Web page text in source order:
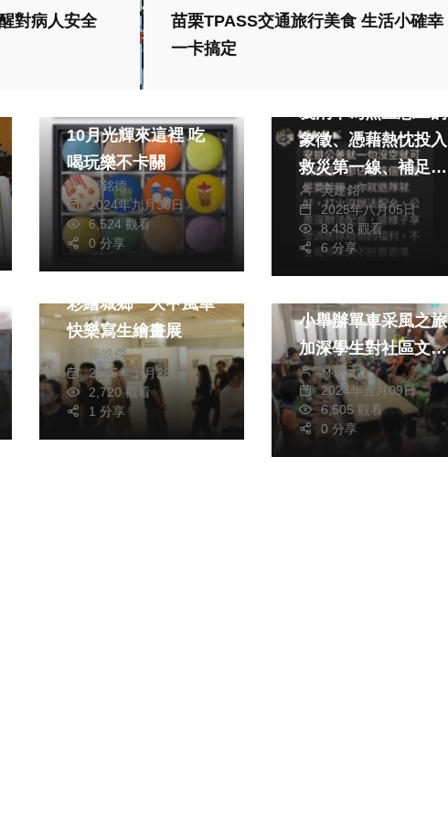
對病人安全
苗栗TPASS交通旅行美食 生活小確幸
一卡搞定
旅遊
10月光輝來這裡 吃
喝玩樂不卡關
鄭銘德
2024年九月30日
6,524 觀看
0 分享
象徵、憑藉熱忱投入
救災第一線、補足正
職消防人力缺口、然
而近日有義消隊員爆
料、指隊內出現排擠
風波、凸顯管理與人
際支持機制的嚴重缺
失。
吳建銘
2025年八月05日
8,438 觀看
6 分享
藝文
彩繪城鄉 大甲風華
快樂寫生繪畫展
張皓傑
2025年十月29日
2,720 觀看
1 分享
小舉辦單車采風之旅
加深學生對社區文化
理解及鄉土產業環境
關注情懷
林獻元
2024年五月09日
6,505 觀看
0 分享